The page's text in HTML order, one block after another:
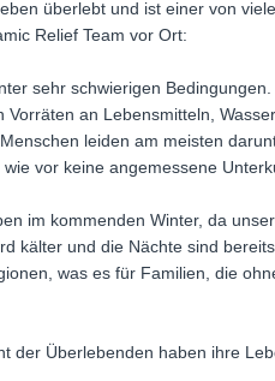
überlebt und ist einer von
Relief Team vor Ort:
sehr schwierigen
an Lebensmitteln,
leiden am meisten
vor keine angemessene
im kommenden Winter, da
kälter und die Nächte sind
was es für Familien, die
der Überlebenden haben ihre